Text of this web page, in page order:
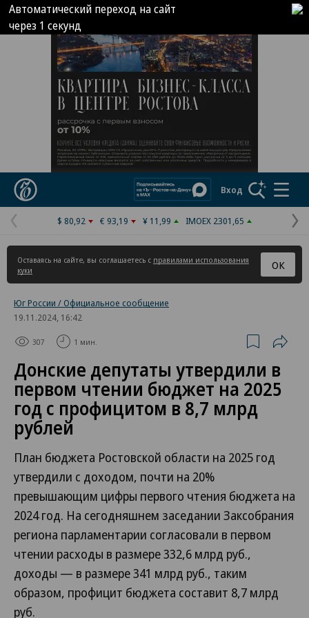
Автоматический переход на сайт
через 1 секунд
Реклама в «Ъ» www.kommersant.ru/ad
Вход
Предыдущая
страница
$ 80,92 € 93,19 ¥ 11,99 IMOEX 2301,65
Оставаясь на сайте, вы соглашаетесь с правилами использования
куки
ОК
Юг России / Официальное сообщение
19.11.2024, 16:42
307 1 мин.
Донские депутаты утвердили в
первом чтении бюджет на 2025
год с профицитом в 8,7 млрд
рублей
План бюджета Ростовской области на 2025 год
утвердили с доходом, почти на 20%
превышающим цифры первого чтения бюджета на
2024 год. На сегодняшнем заседании Заксобрания
региона парламентарии согласовали в первом
чтении расходы в размере 332,6 млрд руб.,
доходы — в размере 341 млрд руб., таким
образом, профицит бюджета составит 8,7 млрд
руб.